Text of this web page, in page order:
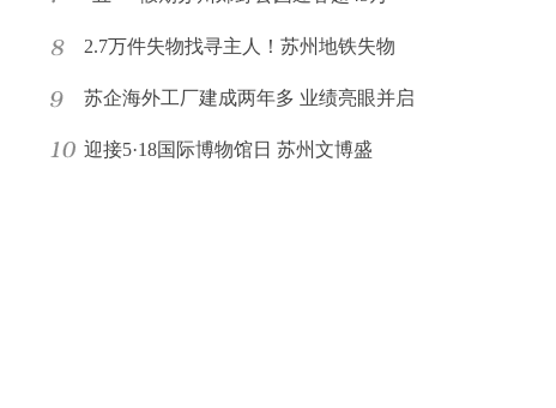
2.7万件失物找寻主人！苏州地铁失物
苏企海外工厂建成两年多 业绩亮眼并启
迎接5·18国际博物馆日 苏州文博盛